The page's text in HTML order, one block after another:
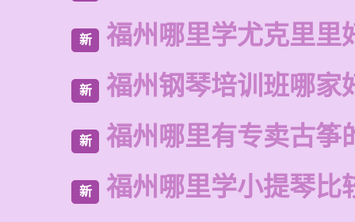
新 福州哪里学尤克里里
新 福州钢琴培训班哪家
新 福州哪里有专卖古筝
新 福州哪里学小提琴比